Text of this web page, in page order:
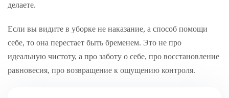
делаете.
Если вы видите в уборке не наказание, а способ помощи
себе, то она перестает быть бременем. Это не про
идеальную чистоту, а про заботу о себе, про восстановление
равновесия, про возвращение к ощущению контроля.